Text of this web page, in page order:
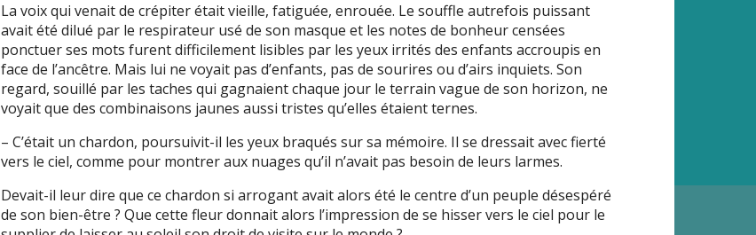
La voix qui venait de crépiter était vieille, fatiguée, enrouée. Le souffle autrefois puissant
avait été dilué par le respirateur usé de son masque et les notes de bonheur censées
ponctuer ses mots furent difficilement lisibles par les yeux irrités des enfants accroupis en
face de l’ancêtre. Mais lui ne voyait pas d’enfants, pas de sourires ou d’airs inquiets. Son
regard, souillé par les taches qui gagnaient chaque jour le terrain vague de son horizon, ne
voyait que des combinaisons jaunes aussi tristes qu’elles étaient ternes.
– C’était un chardon, poursuivit-il les yeux braqués sur sa mémoire. Il se dressait avec fierté
vers le ciel, comme pour montrer aux nuages qu’il n’avait pas besoin de leurs larmes.
Devait-il leur dire que ce chardon si arrogant avait alors été le centre d’un peuple désespéré
de son bien-être ? Que cette fleur donnait alors l’impression de se hisser vers le ciel pour le